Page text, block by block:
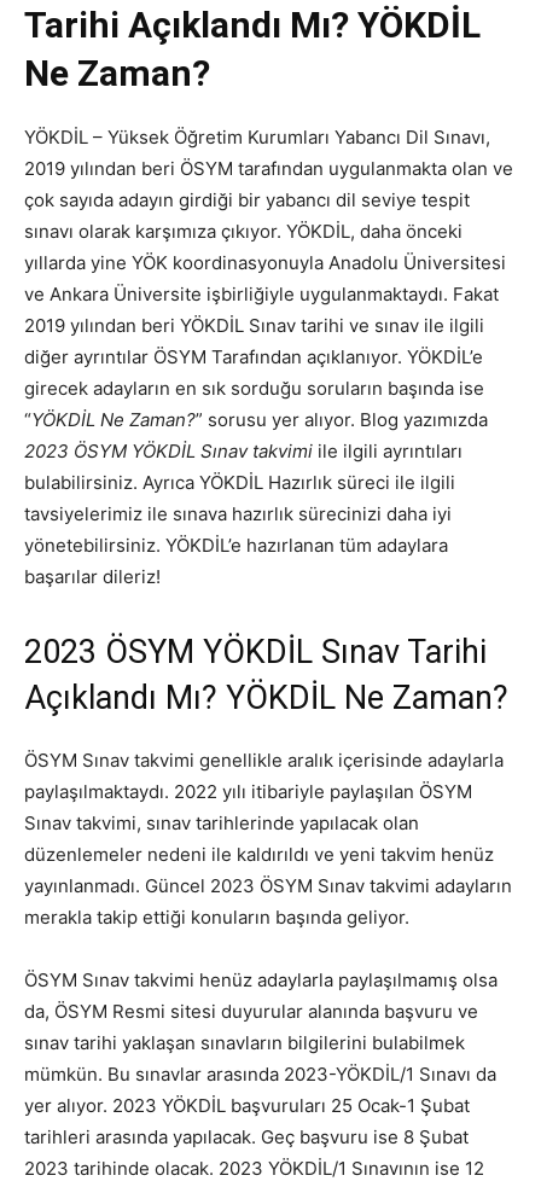
Tarihi Açıklandı Mı? YÖKDİL
Ne Zaman?
YÖKDİL – Yüksek Öğretim Kurumları Yabancı Dil Sınavı,
2019 yılından beri ÖSYM tarafından uygulanmakta olan ve
çok sayıda adayın girdiği bir yabancı dil seviye tespit
sınavı olarak karşımıza çıkıyor. YÖKDİL, daha önceki
yıllarda yine YÖK koordinasyonuyla Anadolu Üniversitesi
ve Ankara Üniversite işbirliğiyle uygulanmaktaydı. Fakat
2019 yılından beri YÖKDİL Sınav tarihi ve sınav ile ilgili
diğer ayrıntılar ÖSYM Tarafından açıklanıyor. YÖKDİL’e
girecek adayların en sık sorduğu soruların başında ise
“YÖKDİL Ne Zaman?” sorusu yer alıyor. Blog yazımızda
2023 ÖSYM YÖKDİL Sınav takvimi ile ilgili ayrıntıları
bulabilirsiniz. Ayrıca YÖKDİL Hazırlık süreci ile ilgili
tavsiyelerimiz ile sınava hazırlık sürecinizi daha iyi
yönetebilirsiniz. YÖKDİL’e hazırlanan tüm adaylara
başarılar dileriz!
2023 ÖSYM YÖKDİL Sınav Tarihi
Açıklandı Mı? YÖKDİL Ne Zaman?
ÖSYM Sınav takvimi genellikle aralık içerisinde adaylarla
paylaşılmaktaydı. 2022 yılı itibariyle paylaşılan ÖSYM
Sınav takvimi, sınav tarihlerinde yapılacak olan
düzenlemeler nedeni ile kaldırıldı ve yeni takvim henüz
yayınlanmadı. Güncel 2023 ÖSYM Sınav takvimi adayların
merakla takip ettiği konuların başında geliyor.
ÖSYM Sınav takvimi henüz adaylarla paylaşılmamış olsa
da, ÖSYM Resmi sitesi duyurular alanında başvuru ve
sınav tarihi yaklaşan sınavların bilgilerini bulabilmek
mümkün. Bu sınavlar arasında 2023-YÖKDİL/1 Sınavı da
yer alıyor. 2023 YÖKDİL başvuruları 25 Ocak-1 Şubat
tarihleri arasında yapılacak. Geç başvuru ise 8 Şubat
2023 tarihinde olacak. 2023 YÖKDİL/1 Sınavının ise 12